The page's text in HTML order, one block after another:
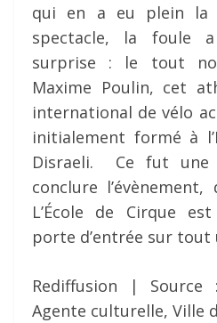
qui en a eu plein
spectacle, la foule
surprise : le tout
Maxime Poulin, cet
international de vélo
initialement formé à
Disraeli. Ce fut une
conclure
L’École de Cirque
porte d’entrée sur tout
Rediffusion | Source
Agente culturelle, Ville